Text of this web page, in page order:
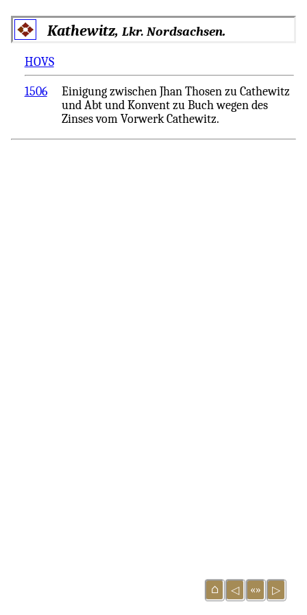
Kathewitz,Lkr. Nordsachsen.
HOVS
1506
Einigung zwischen Jhan Thosen zu Cathewitz
und Abt und Konvent zu Buch wegen des
Zinses vom Vorwerk Cathewitz.
⌂ ◁ «» ▷